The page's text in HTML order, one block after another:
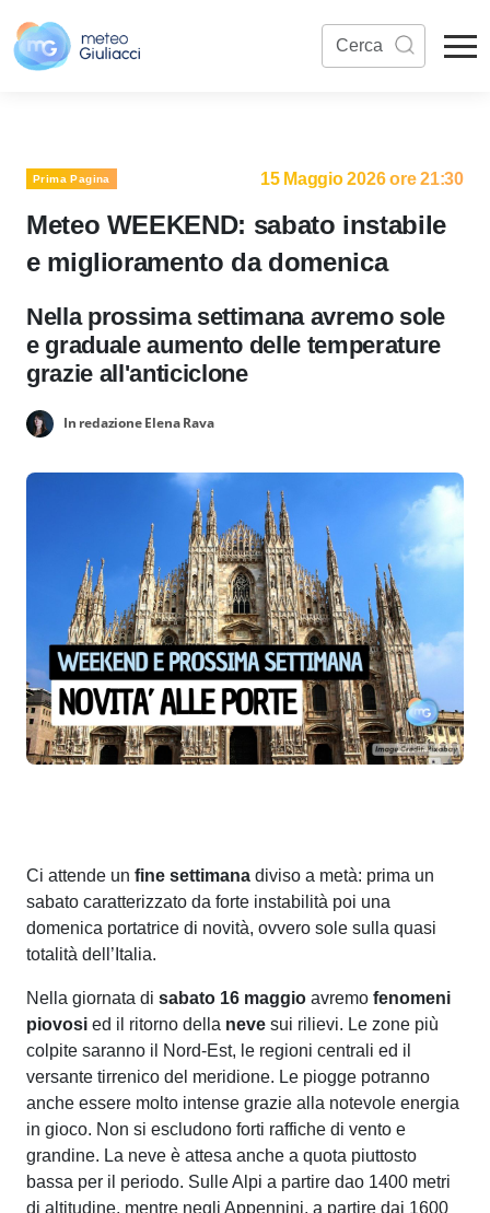
Prima Pagina 15 Maggio 2026 ore 21:30
Meteo WEEKEND: sabato instabile
e miglioramento da domenica
Nella prossima settimana avremo sole
e graduale aumento delle temperature
grazie all'anticiclone
In redazione Elena Rava
Ci attende un fine settimana diviso a metà: prima un
sabato caratterizzato da forte instabilità poi una
domenica portatrice di novità, ovvero sole sulla quasi
totalità dell’Italia.
Nella giornata di sabato 16 maggio avremo fenomeni
piovosi ed il ritorno della neve sui rilievi. Le zone più
colpite saranno il Nord-Est, le regioni centrali ed il
versante tirrenico del meridione. Le piogge potranno
anche essere molto intense grazie alla notevole energia
in gioco. Non si escludono forti raffiche di vento e
grandine. La neve è attesa anche a quota piuttosto
bassa per il periodo. Sulle Alpi a partire dao 1400 metri
di altitudine, mentre negli Appennini, a partire dai 1600